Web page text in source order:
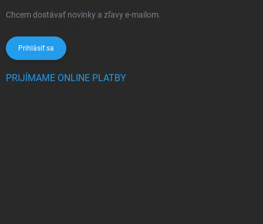
Chcem dostávať novinky a zľavy e-mailom.
Prihlásiť sa
PRIJÍMAME ONLINE PLATBY